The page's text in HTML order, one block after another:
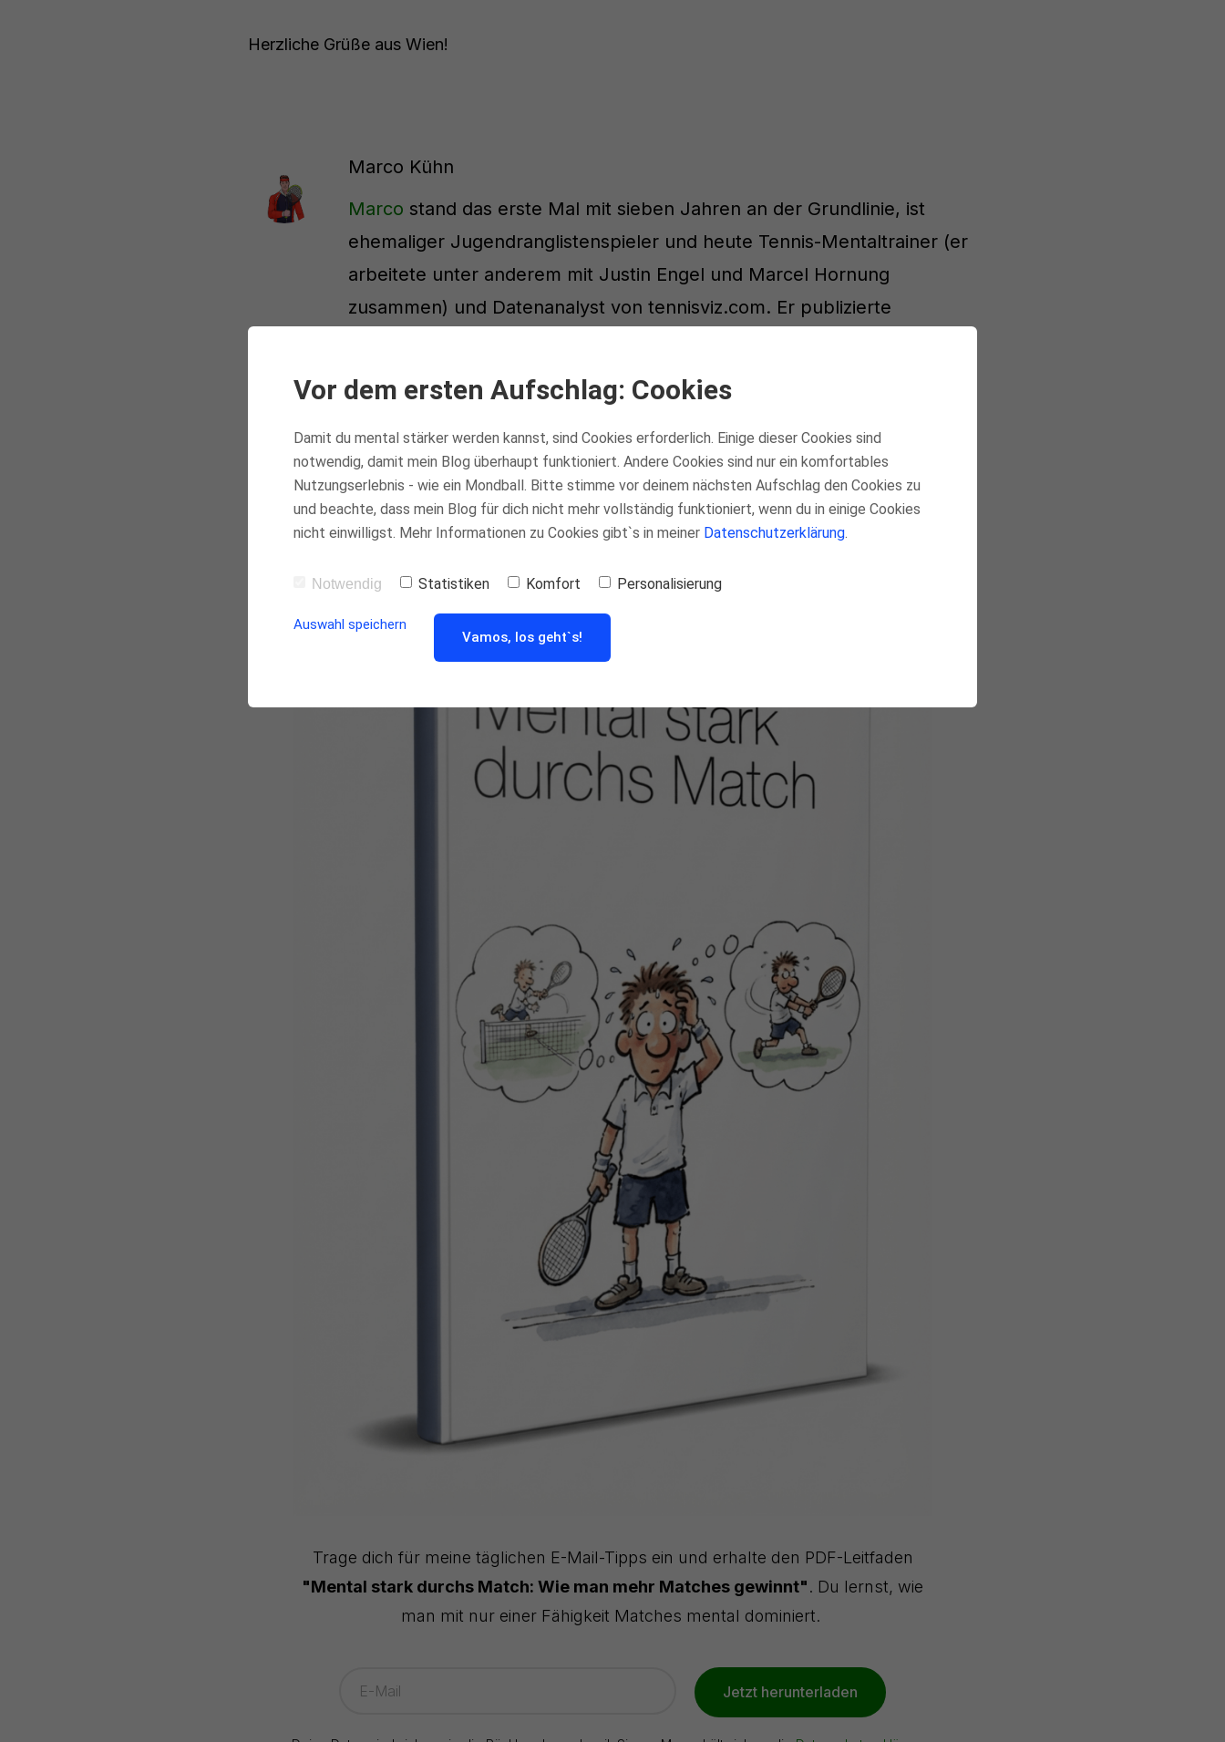
Herzliche Grüße aus Wien!
Marco Kühn
Marco stand das erste Mal mit sieben Jahren an der Grundlinie, ist
ehemaliger Jugendranglistenspieler und heute Tennis-Mentaltrainer (er
arbeitete unter anderem mit Justin Engel und Marcel Hornung
zusammen) und Datenanalyst von tennisviz.com. Er publizierte
Trage dich für meine täglichen E-Mail-Tipps ein und erhalte den PDF-Leitfaden
"Mental stark durchs Match: Wie man mehr Matches gewinnt". Du lernst, wie
man mit nur einer Fähigkeit Matches mental dominiert.
Jetzt herunterladen
Vor dem ersten Aufschlag: Cookies
Damit du mental stärker werden kannst, sind Cookies erforderlich. Einige dieser Cookies sind
notwendig, damit mein Blog überhaupt funktioniert. Andere Cookies sind nur ein komfortables
Nutzungserlebnis - wie ein Mondball. Bitte stimme vor deinem nächsten Aufschlag den Cookies zu
und beachte, dass mein Blog für dich nicht mehr vollständig funktioniert, wenn du in einige Cookies
nicht einwilligst. Mehr Informationen zu Cookies gibt`s in meiner Datenschutzerklärung
Notwendig Statistiken Komfort Personalisierung
Auswahl speichern
Vamos, los geht`s!